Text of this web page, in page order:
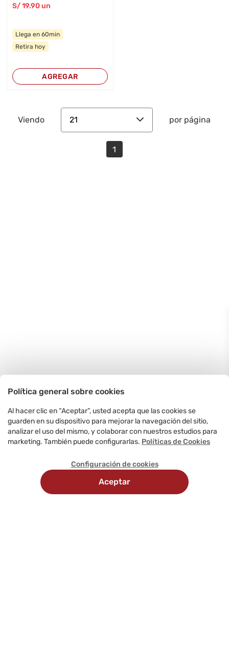
S/19.90 un
Llega en 60min
Retira hoy
AGREGAR
Viendo 21 por página
1
Política general sobre cookies
Al hacer clic en “Aceptar”, usted acepta que las cookies se
guarden en su dispositivo para mejorar la navegación del sitio,
analizar el uso del mismo, y colaborar con nuestros estudios para
marketing. También puede configurarlas. Políticas de Cookies
Configuración de cookies
Aceptar